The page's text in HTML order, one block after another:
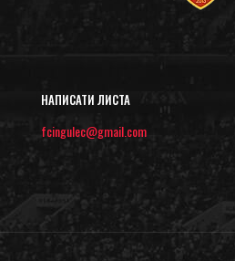
НАПИСАТИ ЛИСТА
fcingulec@gmail.com